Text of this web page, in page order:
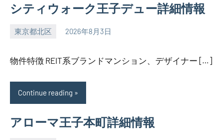
シティウォーク王子デュー詳細情報
東京都北区 2026年8月3日
SEZIMO
物件特徴 REIT系ブランドマンション、デザイナー […]
Continue reading
アローマ王子本町詳細情報